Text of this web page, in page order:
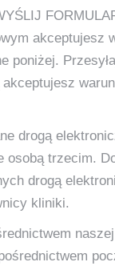
akceptujesz
poniżej.
drogą
osobą trzecim.
drogą
kliniki.